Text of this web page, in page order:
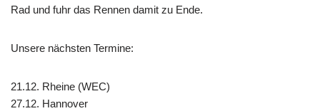
Rad und fuhr das Rennen damit zu Ende.
Unsere nächsten Termine:
21.12. Rheine (WEC)
27.12. Hannover